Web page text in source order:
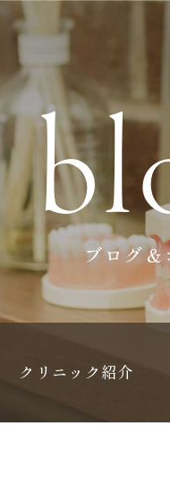
ブログ＆
クリニック紹介